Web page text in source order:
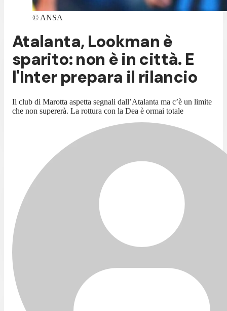
© ANSA
Atalanta, Lookman è
sparito: non è in città. E
l'Inter prepara il rilancio
Il club di Marotta aspetta segnali dall’Atalanta ma c’è un limite
che non supererà. La rottura con la Dea è ormai totale